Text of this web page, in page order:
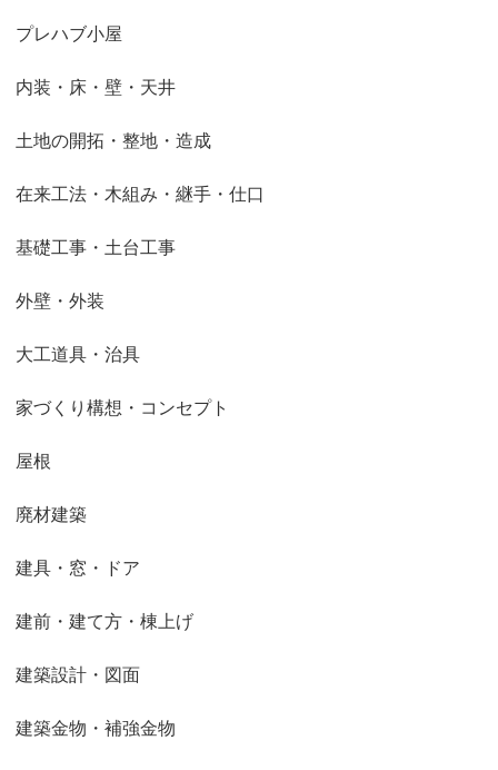
プレハブ小屋
内装・床・壁・天井
土地の開拓・整地・造成
在来工法・木組み・継手・仕口
基礎工事・土台工事
外壁・外装
大工道具・治具
家づくり構想・コンセプト
屋根
廃材建築
建具・窓・ドア
建前・建て方・棟上げ
建築設計・図面
建築金物・補強金物